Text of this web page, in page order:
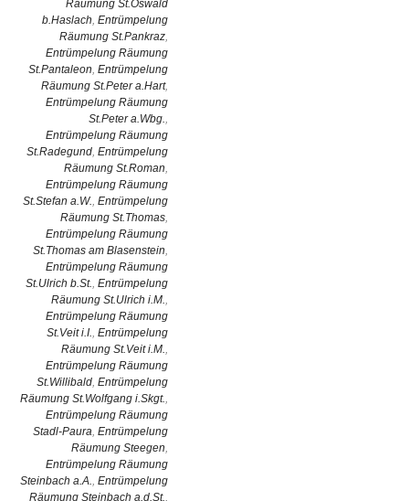
Räumung St.Oswald
b.Haslach, Entrümpelung
Räumung St.Pankraz,
Entrümpelung Räumung
St.Pantaleon, Entrümpelung
Räumung St.Peter a.Hart,
Entrümpelung Räumung
St.Peter a.Wbg.,
Entrümpelung Räumung
St.Radegund, Entrümpelung
Räumung St.Roman,
Entrümpelung Räumung
St.Stefan a.W., Entrümpelung
Räumung St.Thomas,
Entrümpelung Räumung
St.Thomas am Blasenstein,
Entrümpelung Räumung
St.Ulrich b.St., Entrümpelung
Räumung St.Ulrich i.M.,
Entrümpelung Räumung
St.Veit i.I., Entrümpelung
Räumung St.Veit i.M.,
Entrümpelung Räumung
St.Willibald, Entrümpelung
Räumung St.Wolfgang i.Skgt.,
Entrümpelung Räumung
Stadl-Paura, Entrümpelung
Räumung Steegen,
Entrümpelung Räumung
Steinbach a.A., Entrümpelung
Räumung Steinbach a.d.St.,